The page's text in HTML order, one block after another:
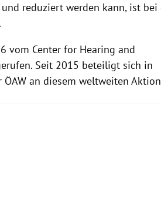
reduziert werden kann, ist bei
vom Center for Hearing and
Seit 2015 beteiligt sich in
an diesem weltweiten